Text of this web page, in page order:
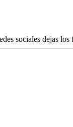
sociales dejas